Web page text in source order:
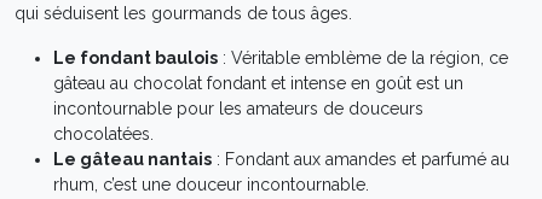
qui séduisent les gourmands de tous âges.
Le fondant baulois : Véritable emblème de la région, ce
gâteau au chocolat fondant et intense en goût est un
incontournable pour les amateurs de douceurs
chocolatées.
Le gâteau nantais : Fondant aux amandes et parfumé au
rhum, c’est une douceur incontournable.